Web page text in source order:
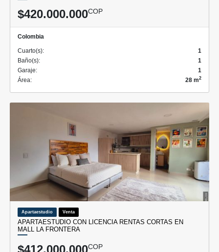
$420.000.000COP
Colombia
Cuarto(s):
1
Baño(s):
1
Garaje:
1
Área:
28 m2
Apartaestudio Venta
APARTAESTUDIO CON LICENCIA RENTAS CORTAS EN
MALL LA FRONTERA
$412.000.000COP